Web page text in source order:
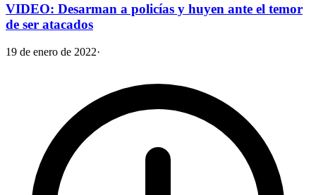
VIDEO: Desarman a policías y huyen ante el temor
de ser atacados
19 de enero de 2022·